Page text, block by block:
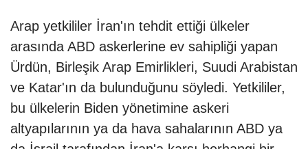
Arap yetkililer İran'ın tehdit ettiği ülkeler
arasında ABD askerlerine ev sahipliği yapan
Ürdün, Birleşik Arap Emirlikleri, Suudi Arabistan
ve Katar'ın da bulunduğunu söyledi. Yetkililer,
bu ülkelerin Biden yönetimine askeri
altyapılarının ya da hava sahalarının ABD ya